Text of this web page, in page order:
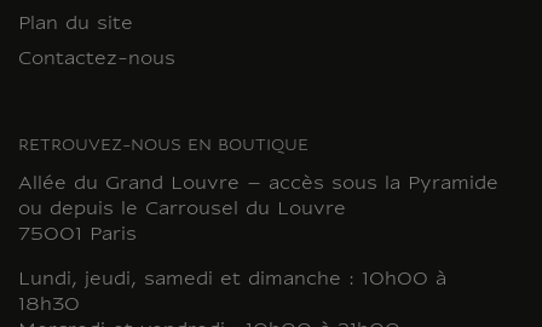
Plan du site
Contactez-nous
RETROUVEZ-NOUS EN BOUTIQUE
Allée du Grand Louvre – accès sous la Pyramide
ou depuis le Carrousel du Louvre
75001 Paris
Lundi, jeudi, samedi et dimanche : 10h00 à
18h30